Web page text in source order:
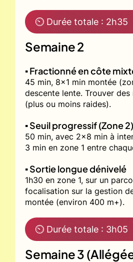
⏲ Durée totale : 2h35
Semaine 2
▪️ Fractionné en côte
45 min, 8x1 min montée
descente lente. Trouver
(plus ou moins raides).
▪️ Seuil progressif (Zone 2)
50 min, avec 2x8 min à
3 min en zone 1 entre
▪️ Sortie longue dénivelé
1h30 en zone 1, sur un
focalisation sur la gestion
montée (environ 400 m+).
⏲ Durée totale : 3h05
Semaine 3